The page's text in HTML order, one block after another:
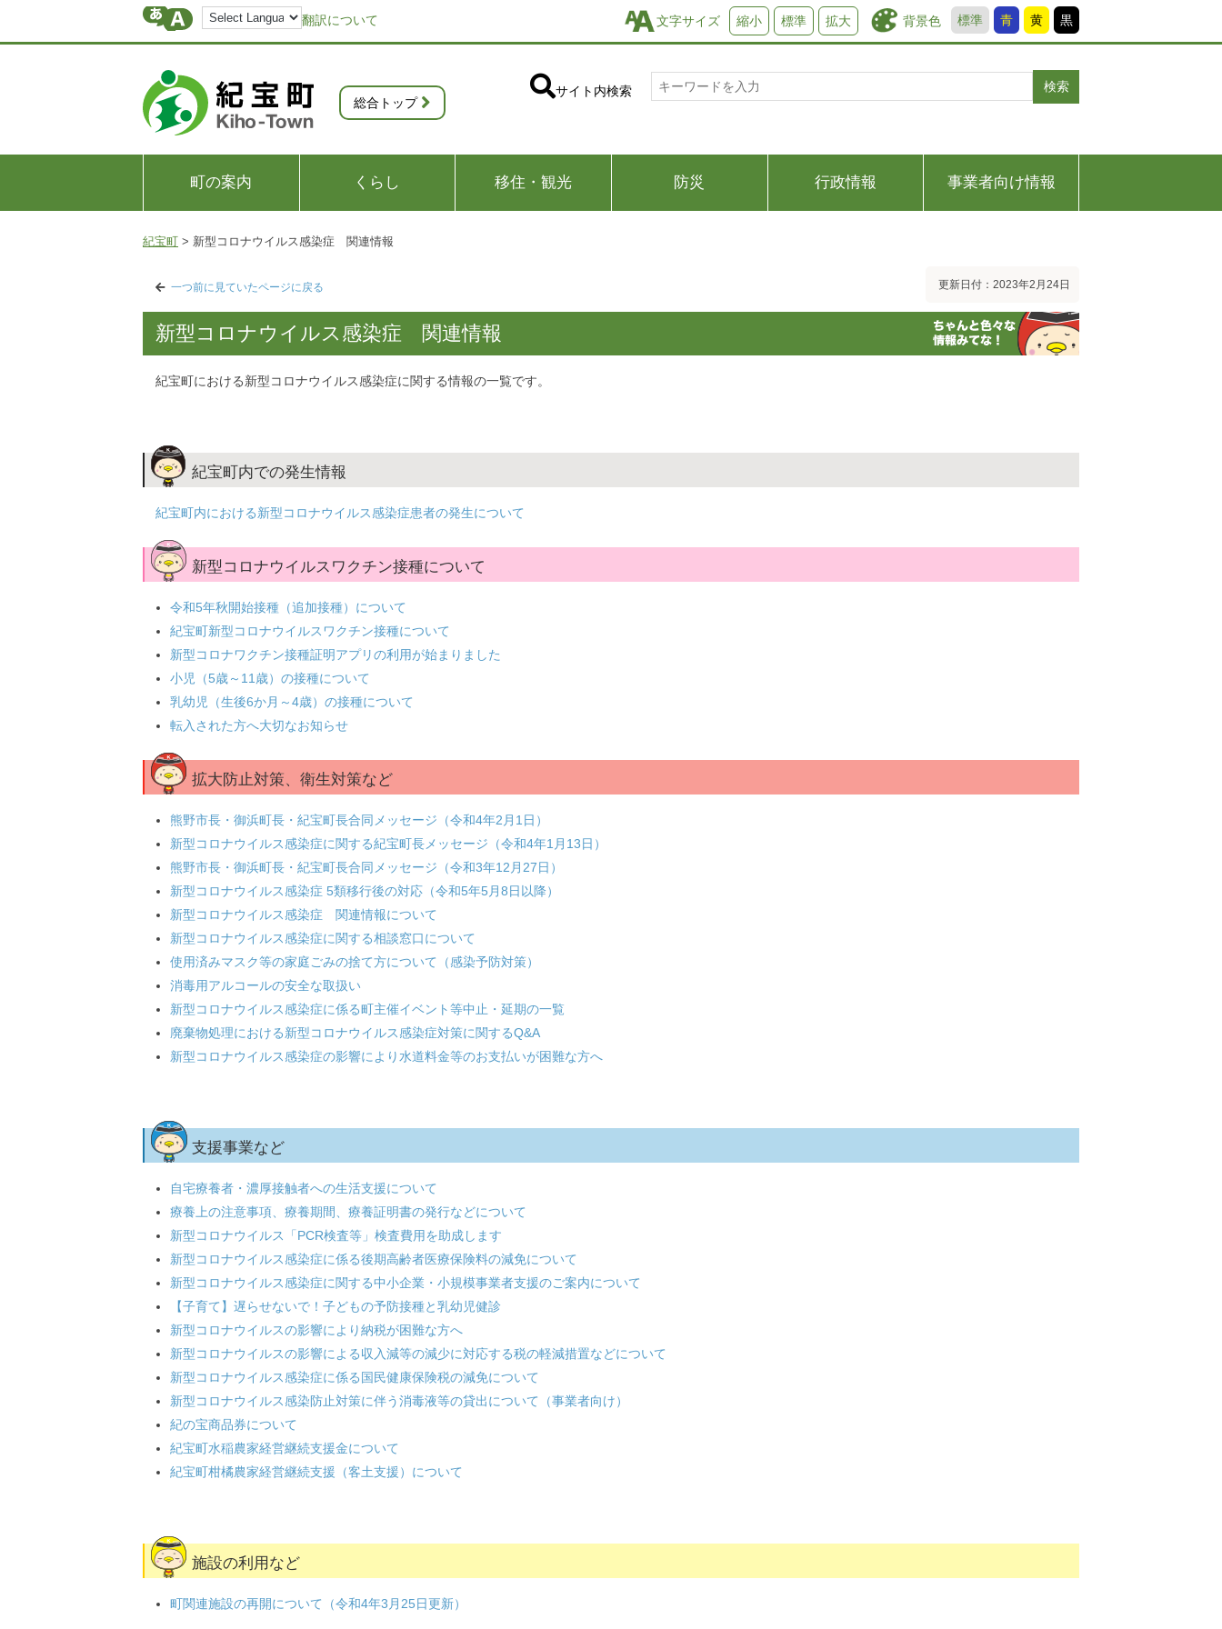
翻訳について 背景色 標準 青 黄 黒
文字サイズ 縮小 標準 拡大
総合トップ
サイト内検索 検索
町の案内 くらし 移住・観光 防災 行政情報 事業者向け情報
紀宝町 > 新型コロナウイルス感染症 関連情報
一つ前に見ていたページに戻る 更新日付：2023年2月24日
新型コロナウイルス感染症 関連情報
紀宝町における新型コロナウイルス感染症に関する情報の一覧です。
紀宝町内での発生情報
紀宝町内における新型コロナウイルス感染症患者の発生について
新型コロナウイルスワクチン接種について
令和5年秋開始接種（追加接種）について
紀宝町新型コロナウイルスワクチン接種について
新型コロナワクチン接種証明アプリの利用が始まりました
小児（5歳～11歳）の接種について
乳幼児（生後6か月～4歳）の接種について
転入された方へ大切なお知らせ
拡大防止対策、衛生対策など
熊野市長・御浜町長・紀宝町長合同メッセージ（令和4年2月1日）
新型コロナウイルス感染症に関する紀宝町長メッセージ（令和4年1月13日）
熊野市長・御浜町長・紀宝町長合同メッセージ（令和3年12月27日）
新型コロナウイルス感染症 5類移行後の対応（令和5年5月8日以降）
新型コロナウイルス感染症 関連情報について
新型コロナウイルス感染症に関する相談窓口について
使用済みマスク等の家庭ごみの捨て方について（感染予防対策）
消毒用アルコールの安全な取扱い
新型コロナウイルス感染症に係る町主催イベント等中止・延期の一覧
廃棄物処理における新型コロナウイルス感染症対策に関するQ&A
新型コロナウイルス感染症の影響により水道料金等のお支払いが困難な方へ
支援事業など
自宅療養者・濃厚接触者への生活支援について
療養上の注意事項、療養期間、療養証明書の発行などについて
新型コロナウイルス「PCR検査等」検査費用を助成します
新型コロナウイルス感染症に係る後期高齢者医療保険料の減免について
新型コロナウイルス感染症に関する中小企業・小規模事業者支援のご案内について
【子育て】遅らせないで！子どもの予防接種と乳幼児健診
新型コロナウイルスの影響により納税が困難な方へ
新型コロナウイルスの影響による収入減等の減少に対応する税の軽減措置などについて
新型コロナウイルス感染症に係る国民健康保険税の減免について
新型コロナウイルス感染防止対策に伴う消毒液等の貸出について（事業者向け）
紀の宝商品券について
紀宝町水稲農家経営継続支援金について
紀宝町柑橘農家経営継続支援（客土支援）について
施設の利用など
町関連施設の再開について（令和4年3月25日更新）